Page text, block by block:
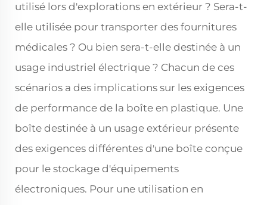
utilisé lors d'explorations en extérieur ? Sera-t-
elle utilisée pour transporter des fournitures
médicales ? Ou bien sera-t-elle destinée à un
usage industriel électrique ? Chacun de ces
scénarios a des implications sur les exigences
de performance de la boîte en plastique. Une
boîte destinée à un usage extérieur présente
des exigences différentes d'une boîte conçue
pour le stockage d'équipements
électroniques. Pour une utilisation en